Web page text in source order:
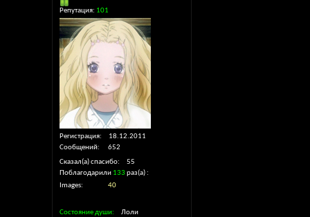
Репутация: 101
Регистрация
18.12.2011
Сообщений
652
Сказал(а) спасибо
55
Поблагодарили 133 раз(а)
Images
40
Состояние души Лоли